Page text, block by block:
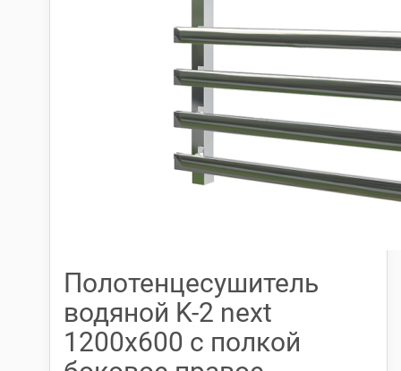
Полотенцесушитель
водяной K-2 next
1200х600 с полкой